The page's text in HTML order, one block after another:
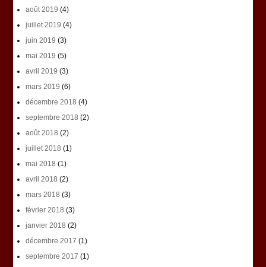
août 2019 (4)
juillet 2019 (4)
juin 2019 (3)
mai 2019 (5)
avril 2019 (3)
mars 2019 (6)
décembre 2018 (4)
septembre 2018 (2)
août 2018 (2)
juillet 2018 (1)
mai 2018 (1)
avril 2018 (2)
mars 2018 (3)
février 2018 (3)
janvier 2018 (2)
décembre 2017 (1)
septembre 2017 (1)